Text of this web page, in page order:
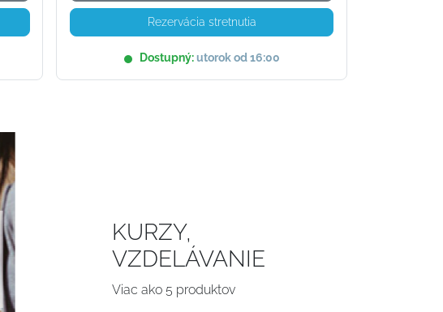
Rezervácia stretnutia
Dostupný:utorok od 16:00
KURZY,
VZDELÁVANIE
Viac ako 5 produktov